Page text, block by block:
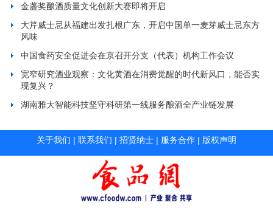
金盏奖酿酒质量文化创新大赛即将开启
大芹威士忌从福建出发扎根广东，开启中国单一麦芽威士忌东方
风味
中国食药安全促进会在京召开分支（代表）机构工作会议
宽窄研究酒业观察：文化黄酒在消费觉醒的时代新风口，能否实
现复兴？
湖南雅大智能科技坚守科研第一线服务酿酒全产业链发展
关于我们 | 联系我们 | 招贤纳士 | 服务合作 | 版权声明